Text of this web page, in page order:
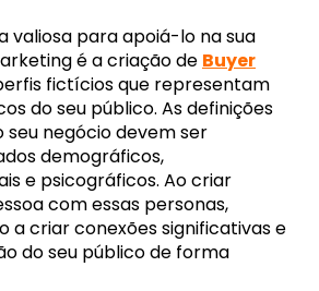
valiosa para apoiá-lo na sua
é a criação de Buyer
fictícios que representam
do seu público. As definições
seu negócio devem ser
demográficos,
e psicográficos. Ao criar
com essas personas,
a criar conexões significativas e
do seu público de forma